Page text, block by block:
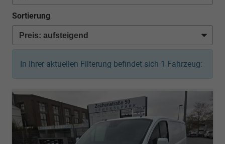
Sortierung
In Ihrer aktuellen Filterung befindet sich 1 Fahrzeug: